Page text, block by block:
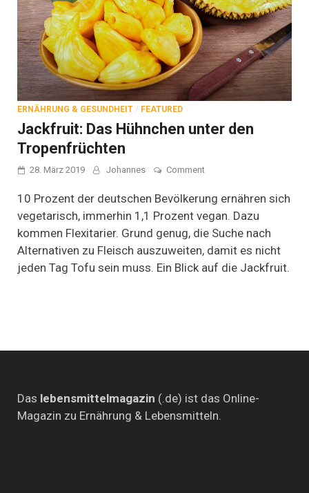
ERNÄHRUNG & GESUNDHEIT / FEATURED
Jackfruit: Das Hühnchen unter den
Tropenfrüchten
28. März 2019 Johannes Commenton
Hühnchen
unter
den
10 Prozent der deutschen Bevölkerung ernähren sich
vegetarisch, immerhin 1,1 Prozent vegan. Dazu
kommen Flexitarier. Grund genug, die Suche nach
Alternativen zu Fleisch auszuweiten, damit es nicht
jeden Tag Tofu sein muss. Ein Blick auf die Jackfruit.
Das lebensmittelmagazin (.de) ist das Online-
Magazin zu Ernährung & Lebensmitteln.